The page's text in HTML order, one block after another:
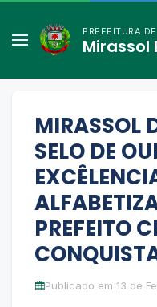
PREFEITURA DE
Mirassol
MIRASSOL
SELO DE
PREFEITO
Publicado em 13 de